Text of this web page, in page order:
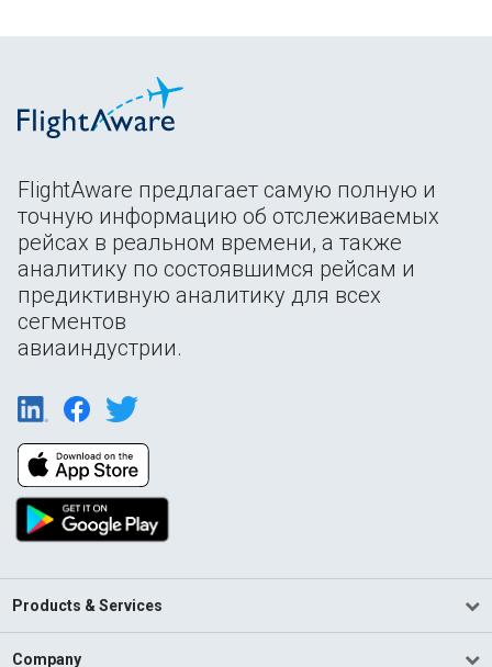
FlightAware предлагает самую полную и
точную информацию об отслеживаемых
рейсах в реальном времени, а также
аналитику по состоявшимся рейсам и
предиктивную аналитику для всех
сегментов
авиаиндустрии.
Products & Services
Company